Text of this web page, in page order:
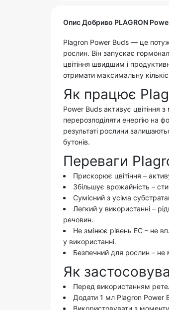
Опис Добриво PLAGRON
Plagron Power Buds — це
рослин. Він запускає
цвітіння швидшим і
отримати максимальну
Як працює
Power Buds активує цвітіння
перерозподіляти енергію на
результаті рослини
бутонів.
Переваги
Прискорює цвітіння –
Збільшує врожайність –
Сумісний з усіма
Легкий у використанні –
речовин.
Не змінює рівень EC – не
у використанні.
Безпечний для рослин – не
Як
Перед використанням
Додати 1 мл Plagron Power
Використовувати з